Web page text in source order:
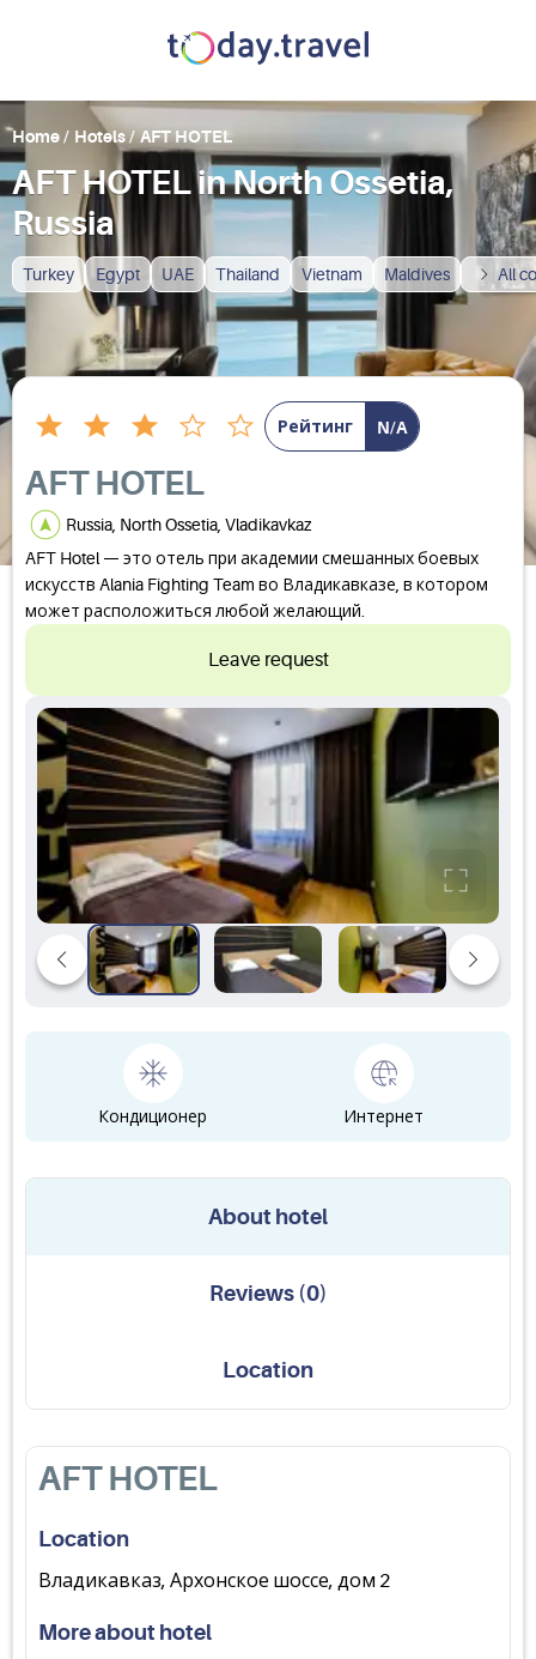
Turkey Egypt UAE Thailand Vietnam Maldives All
Home/ Hotels/ AFT HOTEL
AFT HOTEL in North Ossetia,
Russia
Рейтинг N/A
AFT HOTEL
Russia, North Ossetia, Vladikavkaz
AFT Hotel — это отель при академии смешанных боевых
искусств Alania Fighting Team во Владикавказе, в котором
может расположиться любой желающий.
Leave request
Кондиционер Интернет
About hotel
Reviews(0)
Location
AFT HOTEL
Location
Владикавказ, Архонское шоссе, дом 2
More about hotel